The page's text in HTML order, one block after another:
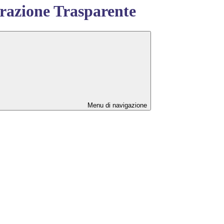
Trasparente
Menu di navigazione